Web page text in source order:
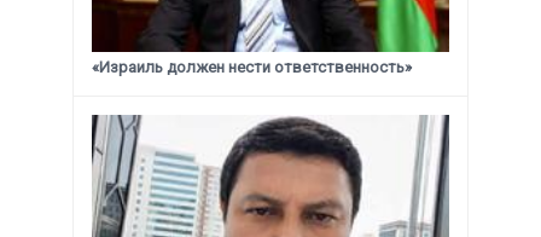
«Израиль должен нести ответственность»